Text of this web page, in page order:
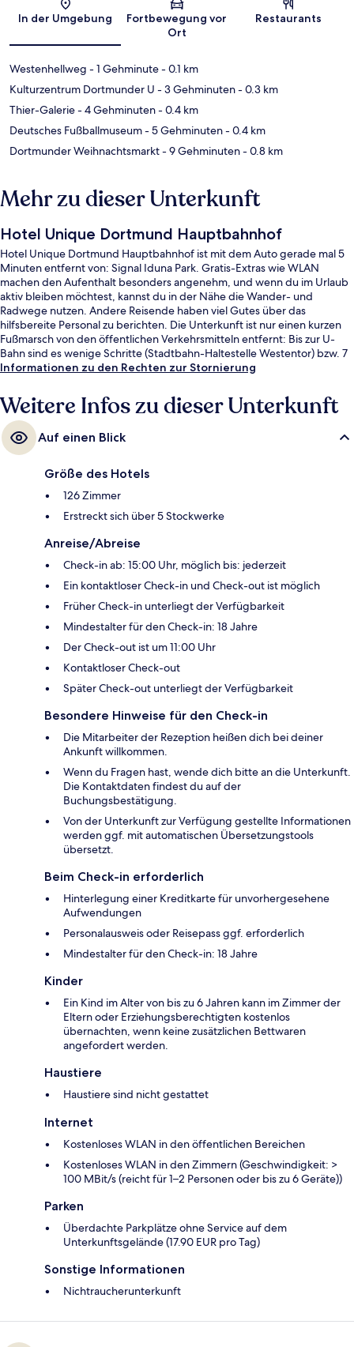
Karte
In der Umgebung
Fortbewegung vor
Ort
Restaurants
Westenhellweg - 1 Gehminute- 0.1 km
Kulturzentrum Dortmunder U - 3 Gehminuten- 0.3 km
Thier-Galerie- 4 Gehminuten- 0.4 km
Deutsches Fußballmuseum- 5 Gehminuten- 0.4 km
Dortmunder Weihnachtsmarkt- 9 Gehminuten- 0.8 km
Mehr zu dieser Unterkunft
Hotel Unique Dortmund Hauptbahnhof
Hotel Unique Dortmund Hauptbahnhof ist mit dem Auto gerade mal 5
Minuten entfernt von: Signal Iduna Park. Gratis-Extras wie WLAN
machen den Aufenthalt besonders angenehm, und wenn du im Urlaub
aktiv bleiben möchtest, kannst du in der Nähe die Wander- und
Radwege nutzen. Andere Reisende haben viel Gutes über das
hilfsbereite Personal zu berichten. Die Unterkunft ist nur einen kurzen
Fußmarsch von den öffentlichen Verkehrsmitteln entfernt: Bis zur U-
Bahn sind es wenige Schritte (Stadtbahn-Haltestelle Westentor) bzw. 7
Minuten (Stadtbahn-Haltestelle Unionstraße).
Informationen zu den Rechten zur Stornierung
Weitere Infos zu dieser Unterkunft
Auf einen Blick
Größe des Hotels
126 Zimmer
Erstreckt sich über 5 Stockwerke
Anreise/Abreise
Check-in ab: 15:00 Uhr, möglich bis: jederzeit
Ein kontaktloser Check-in und Check-out ist möglich
Früher Check-in unterliegt der Verfügbarkeit
Mindestalter für den Check-in: 18 Jahre
Der Check-out ist um 11:00 Uhr
Kontaktloser Check-out
Später Check-out unterliegt der Verfügbarkeit
Besondere Hinweise für den Check-in
Die Mitarbeiter der Rezeption heißen dich bei deiner
Ankunft willkommen.
Wenn du Fragen hast, wende dich bitte an die Unterkunft.
Die Kontaktdaten findest du auf der
Buchungsbestätigung.
Von der Unterkunft zur Verfügung gestellte Informationen
werden ggf. mit automatischen Übersetzungstools
übersetzt.
Beim Check-in erforderlich
Hinterlegung einer Kreditkarte für unvorhergesehene
Aufwendungen
Personalausweis oder Reisepass ggf. erforderlich
Mindestalter für den Check-in: 18 Jahre
Kinder
Ein Kind im Alter von bis zu 6 Jahren kann im Zimmer der
Eltern oder Erziehungsberechtigten kostenlos
übernachten, wenn keine zusätzlichen Bettwaren
angefordert werden.
Haustiere
Haustiere sind nicht gestattet
Internet
Kostenloses WLAN in den öffentlichen Bereichen
Kostenloses WLAN in den Zimmern (Geschwindigkeit: >
100 MBit/s (reicht für 1–2 Personen oder bis zu 6 Geräte))
Parken
Überdachte Parkplätze ohne Service auf dem
Unterkunftsgelände (17.90 EUR pro Tag)
Sonstige Informationen
Nichtraucherunterkunft